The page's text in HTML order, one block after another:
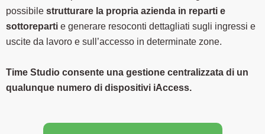
possibile strutturare la propria azienda in reparti e
sottoreparti e generare resoconti dettagliati sugli ingressi e
uscite da lavoro e sull’accesso in determinate zone.
Time Studio consente una gestione centralizzata di un
qualunque numero di dispositivi iAccess.